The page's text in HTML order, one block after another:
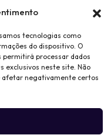
tecnologias como
do dispositivo. O
permitirá processar dados
exclusivos neste site. Não
negativamente certos